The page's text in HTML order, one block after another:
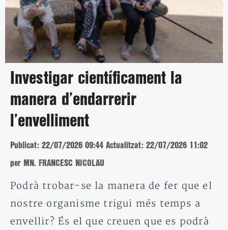
Investigar científicament la
manera d’endarrerir
l’envelliment
Publicat: 22/07/2026 09:44 Actualitzat: 22/07/2026 11:02
per MN. FRANCESC NICOLAU
Podrà trobar-se la manera de fer que el
nostre organisme trigui més temps a
envellir? És el que creuen que es podrà